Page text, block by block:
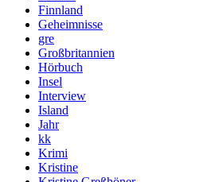
Finnland
Geheimnisse
gre
Großbritannien
Hörbuch
Insel
Interview
Island
Jahr
kk
Krimi
Kristine